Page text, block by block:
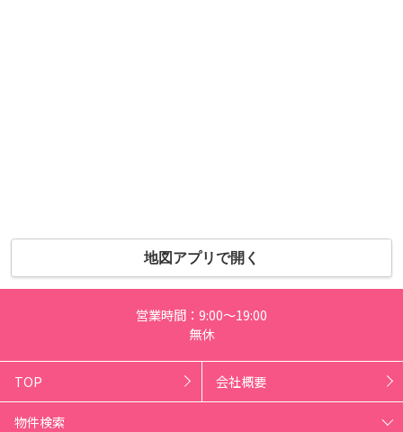
地図アプリで開く
営業時間：9:00～19:00
無休
TOP 会社概要
物件検索